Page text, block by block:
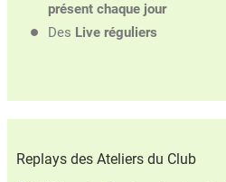
présent chaque jour
Des Live réguliers
Replays des Ateliers du Club